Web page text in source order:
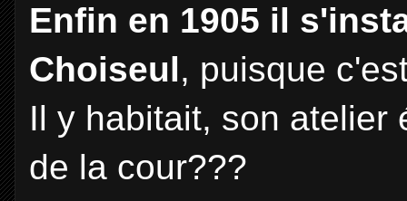
Enfin en 1905 il
Choiseul, puisque
Il y habitait, son atelier
de la cour???